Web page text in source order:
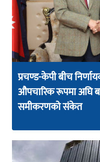
प्रचण्ड-केपी बीच
औपचारिक रूपमा अघि
समीकरणको संकेत